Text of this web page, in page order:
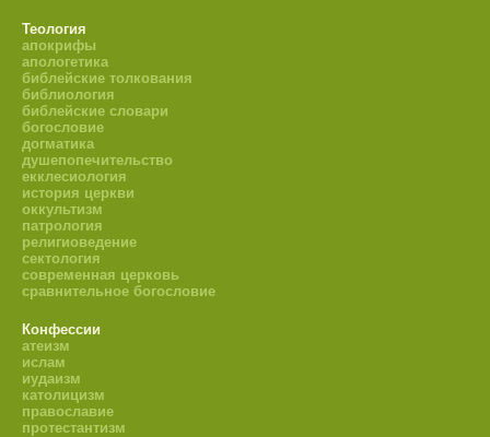
Теология
апокрифы
апологетика
библейские толкования
библиология
библейские словари
богословие
догматика
душепопечительство
екклесиология
история церкви
оккультизм
патрология
религиоведение
сектология
современная церковь
сравнительное богословие
Конфессии
атеизм
ислам
иудаизм
католицизм
православие
протестантизм